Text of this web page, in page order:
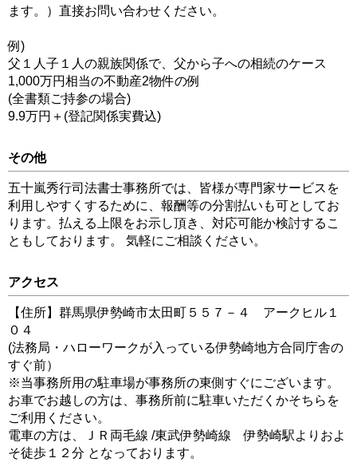
ます。）直接お問い合わせください。
例)
父１人子１人の親族関係で、父から子への相続のケース
1,000万円相当の不動産2物件の例
(全書類ご持参の場合)
9.9万円＋(登記関係実費込)
その他
五十嵐秀行司法書士事務所では、皆様が専門家サービスを
利用しやすくするために、報酬等の分割払いも可としてお
ります。払える上限をお示し頂き、対応可能か検討するこ
ともしております。 気軽にご相談ください。
アクセス
【住所】群馬県伊勢崎市太田町５５７－４ アークヒル１
０４
(法務局・ハローワークが入っている伊勢崎地方合同庁舎の
すぐ前）
※当事務所用の駐車場が事務所の東側すぐにございます。
お車でお越しの方は、事務所前に駐車いただくかそちらを
ご利用ください。
電車の方は、ＪＲ両毛線 /東武伊勢崎線 伊勢崎駅よりおよ
そ徒歩１２分 となっております。